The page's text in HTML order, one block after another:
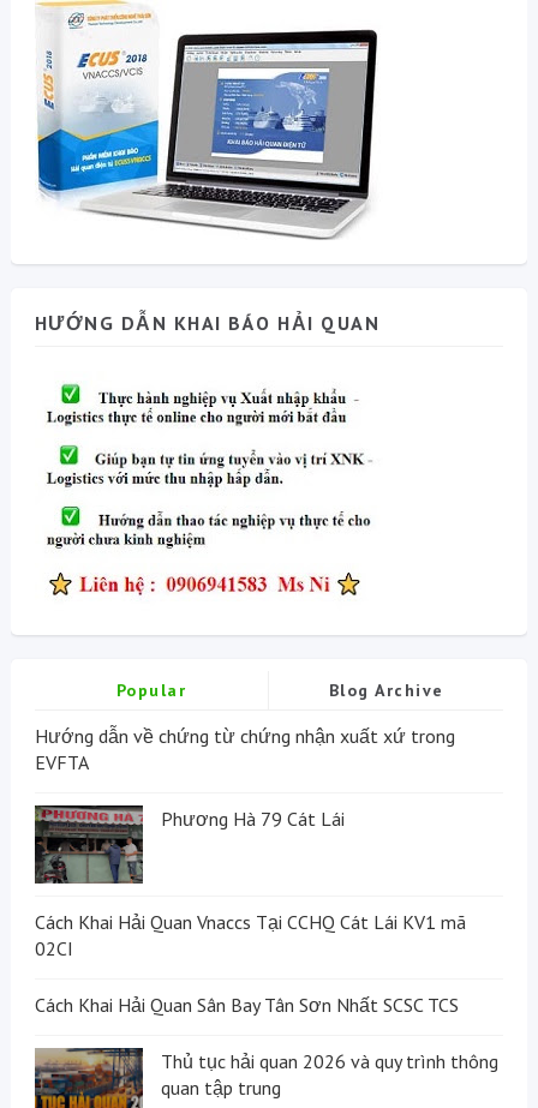
HƯỚNG DẪN KHAI BÁO HẢI QUAN
Popular Blog Archive
Hướng dẫn về chứng từ chứng nhận xuất xứ trong
EVFTA
Phương Hà 79 Cát Lái
Cách Khai Hải Quan Vnaccs Tại CCHQ Cát Lái KV1 mã
02CI
Cách Khai Hải Quan Sân Bay Tân Sơn Nhất SCSC TCS
Thủ tục hải quan 2026 và quy trình thông
quan tập trung